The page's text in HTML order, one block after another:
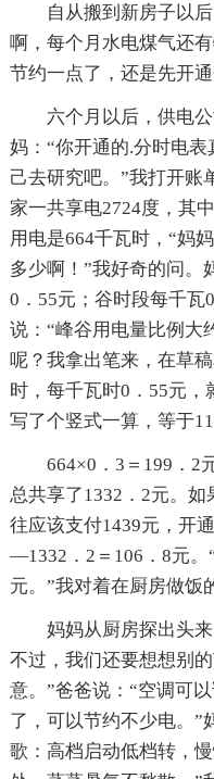
自从搬到新房子以
啊，每个月水电煤气还
节约一点了，还是先开
六个月以后，供电
妈：“你开通的.分时电
己去研究吧。”我打开账
家一共享电2724度，其
用电是664千瓦时，“妈
多少啊！”我好奇的问。
0．55元；谷时段每千瓦
说：“峰谷用电量比例大
呢？我拿出笔来，在草
时，每千瓦时0．55元
写了个竖式一算，等于
664×0．3＝199．2
总共享了1332．2元。
往应该支付1439元，开
—1332．2＝106．8元。
元。”我对着在厨房做饭
妈妈从厨房探出头
不过，我们还要想想别
意。”爸爸说：“空调可
了，可以节约不少电。”
歌：高档启动低档转，